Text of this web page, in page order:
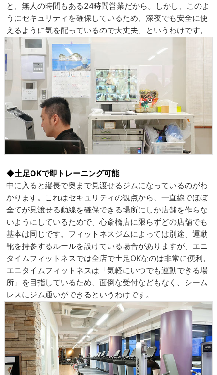
と、無人の時間もある24時間営業だから。しかし、このよ
うにセキュリティを確保しているため、深夜でも安全に使
えるように気を配っているので大丈夫、というわけです。
◆土足OKで即トレーニング可能
中に入ると縦長で奥まで見渡せるジムになっているのがわ
かります。これはセキュリティの観点から、一直線でほぼ
全てが見渡せる動線を確保できる場所にしか店舗を作らな
いようにしているためで、心斎橋店に限らずどの店舗でも
基本は同じです。フィットネスジムによっては別途、運動
靴を持参するルールを設けている場合がありますが、エニ
タイムフィットネスでは全店で土足OKなのは非常に便利。
エニタイムフィットネスは「気軽にいつでも運動できる場
所」を目指しているため、面倒な受付などもなく、シーム
レスにジム通いができるというわけです。